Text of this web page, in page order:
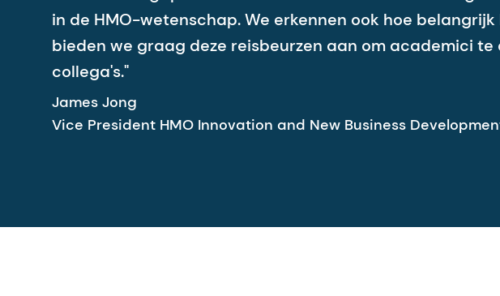
in de HMO-wetenschap. We erkennen ook hoe
bieden we graag deze reisbeurzen aan om academici
collega's."
James Jong
Vice President HMO Innovation and New Business